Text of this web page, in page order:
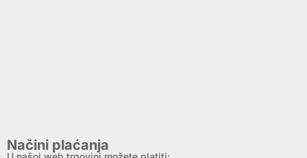
Načini plaćanja